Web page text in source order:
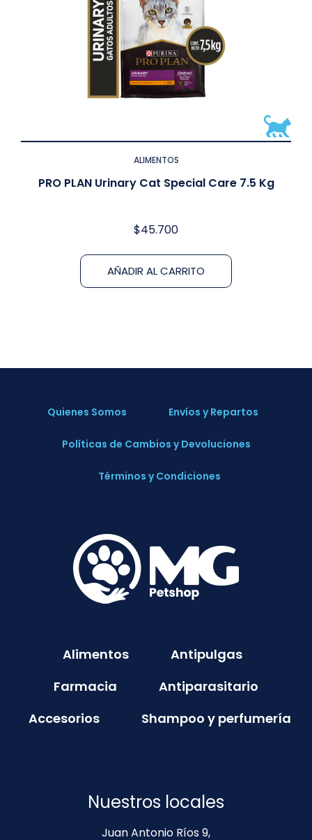
ALIMENTOS
PRO PLAN Urinary Cat Special Care 7.5 Kg
$45.700
AÑADIR AL CARRITO
Quienes Somos Envíos y Repartos
Políticas de Cambios y Devoluciones
Términos y Condiciones
Alimentos
Antipulgas
Farmacia
Antiparasitario
Accesorios
Shampoo y perfumería
Nuestros locales
Juan Antonio Ríos 9,